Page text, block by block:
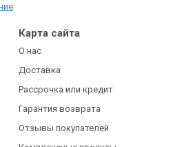
Карта сайта
О нас
Доставка
Рассрочка или кредит
Гарантия возврата
Отзывы покупателей